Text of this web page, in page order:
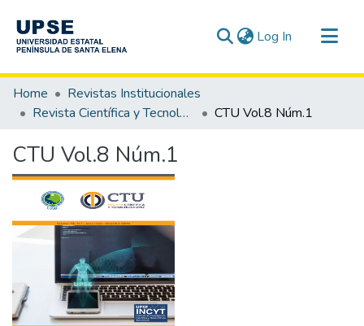
Log In (current)
Communities & Collections
All of DSpace
Home
Revistas Institucionales
Revista Científica y Tecnológica UPSE - CTU
CTU Vol.8 Núm.1
CTU Vol.8 Núm.1